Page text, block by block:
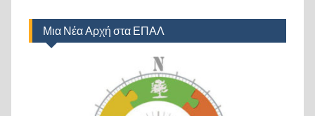
Μια Νέα Αρχή στα ΕΠΑΛ